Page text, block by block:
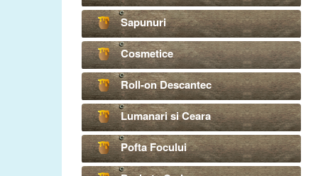
Sapunuri
Cosmetice
Roll-on Descantec
Lumanari si Ceara
Pofta Focului